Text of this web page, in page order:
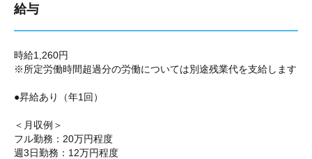
給与
時給1,260円
※所定労働時間超過分の労働については別途残業代を支給します
●昇給あり（年1回）
＜月収例＞
フル勤務：20万円程度
週3日勤務：12万円程度